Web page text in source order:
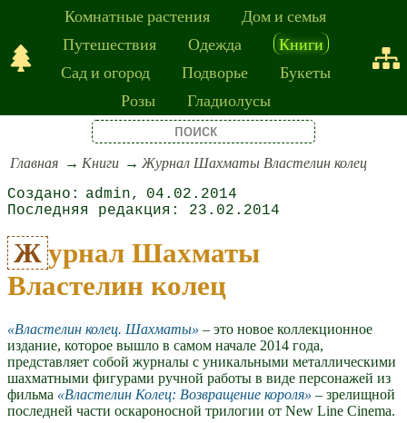
Комнатные растения
Дом и семья
Путешествия
Одежда
Книги
Сад и огород
Подворье
Букеты
Розы
Гладиолусы
Главная Книги Журнал Шахматы Властелин колец
admin
04.02.2014
23.02.2014
Журнал Шахматы
Властелин колец
Властелин колец. Шахматы
– это новое коллекционное
издание, которое вышло в самом начале 2014 года,
представляет собой журналы с уникальными металлическими
шахматными фигурами ручной работы в виде персонажей из
фильма
Властелин Колец: Возвращение короля
– зрелищной
последней части оскароносной трилогии от New Line Cinema.